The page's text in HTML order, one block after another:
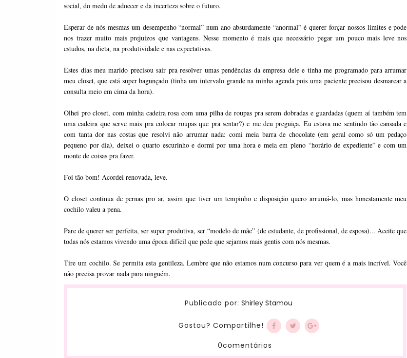
social, do medo de adoecer e da incerteza sobre o futuro.
Esperar de nós mesmas um desempenho “normal” num ano absurdamente “anormal” é querer forçar nossos limites e pode
nos trazer muito mais prejuízos que vantagens. Nesse momento é mais que necessário pegar um pouco mais leve nos
estudos, na dieta, na produtividade e nas expectativas.
Estes dias meu marido precisou sair pra resolver umas pendências da empresa dele e tinha me programado para arrumar
meu closet, que está super bagunçado (tinha um intervalo grande na minha agenda pois uma paciente precisou desmarcar a
consulta meio em cima da hora).
Olhei pro closet, com minha cadeira rosa com uma pilha de roupas pra serem dobradas e guardadas (quem aí também tem
uma cadeira que serve mais pra colocar roupas que pra sentar?) e me deu preguiça. Eu estava me sentindo tão cansada e
com tanta dor nas costas que resolvi não arrumar nada: comi meia barra de chocolate (em geral como só um pedaço
pequeno por dia), deixei o quarto escurinho e dormi por uma hora e meia em pleno “horário de expediente” e com um
monte de coisas pra fazer.
Foi tão bom! Acordei renovada, leve.
O closet continua de pernas pro ar, assim que tiver um tempinho e disposição quero arrumá-lo, mas honestamente meu
cochilo valeu a pena.
Pare de querer ser perfeita, ser super produtiva, ser “modelo de mãe” (de estudante, de profissional, de esposa)... Aceite que
todas nós estamos vivendo uma época difícil que pede que sejamos mais gentis com nós mesmas.
Tire um cochilo. Se permita esta gentileza. Lembre que não estamos num concurso para ver quem é a mais incrível. Você
não precisa provar nada para ninguém.
Publicado por: Shirley Stamou
Gostou? Compartilhe!
0comentários